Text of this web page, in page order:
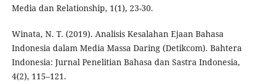
Media dan Relationship, 1(1), 23-30.
Winata, N. T. (2019). Analisis Kesalahan Ejaan Bahasa
Indonesia dalam Media Massa Daring (Detikcom). Bahtera
Indonesia: Jurnal Penelitian Bahasa dan Sastra Indonesia,
4(2), 115–121.